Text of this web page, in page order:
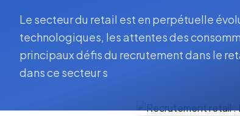
Le secteur du retail est en perpétuelle
technologiques, les attentes des
principaux défis du recrutement dans le
dans ce secteur s